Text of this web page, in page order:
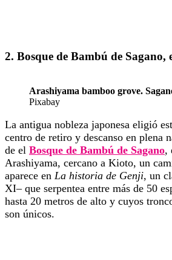
2. Bosque de Bambú de Sagano,
Arashiyama bamboo grove.
Pixabay
La antigua nobleza japonesa eligió
centro de retiro y descanso en plena
de el Bosque de Bambú de Sagano,
Arashiyama, cercano a Kioto, un
aparece en La historia de Genji, un
XI– que serpentea entre más de 50
hasta 20 metros de alto y cuyos
son únicos.